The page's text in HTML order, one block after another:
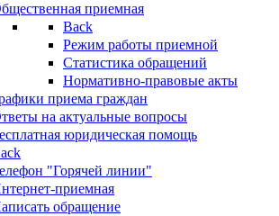
приемная
Back
Режим работы приемной
Статистика обращений
Нормативно-правовые акты
приема граждан
на актуальные вопросы
юридическая помощь
"Горячей линии"
приемная
обращение